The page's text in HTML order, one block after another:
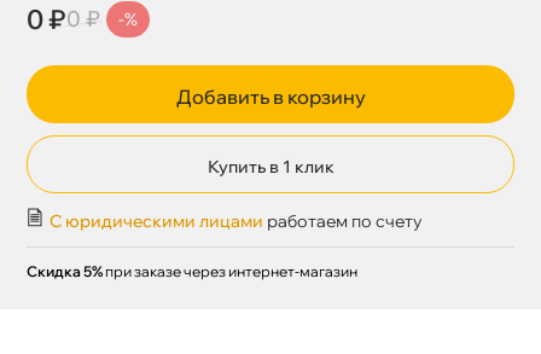
0 ₽0 ₽ -%
Добавить в корзину
Купить в 1 клик
С юридическими лицами работаем по счету
Скидка 5% при заказе через интернет-магазин